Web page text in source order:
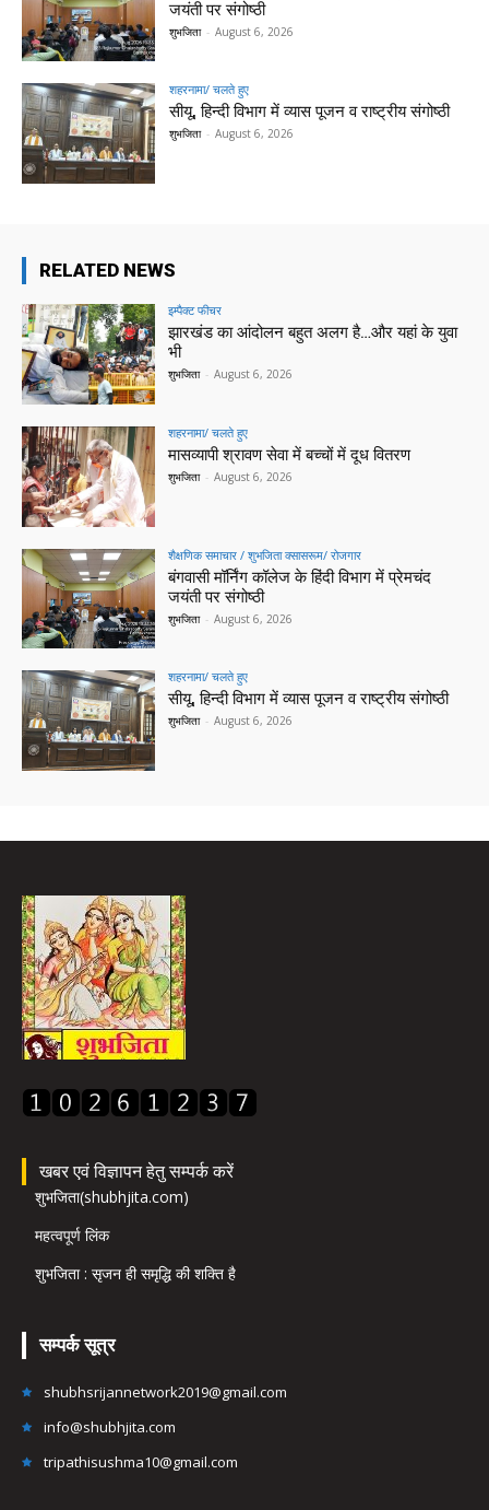
जयंती पर संगोष्ठी
शुभजिता - August 6, 2026
शहरनामा/ चलते हुए
सीयू, हिन्दी विभाग में व्यास पूजन व राष्ट्रीय संगोष्ठी
शुभजिता - August 6, 2026
RELATED NEWS
इम्पैक्ट फीचर
झारखंड का आंदोलन बहुत अलग है…और यहां के युवा
भी
शुभजिता - August 6, 2026
शहरनामा/ चलते हुए
मासव्यापी श्रावण सेवा में बच्चों में दूध वितरण
शुभजिता - August 6, 2026
शैक्षणिक समाचार / शुभजिता क्सासरूम/ रोजगार
बंगवासी मॉर्निंग कॉलेज के हिंदी विभाग में प्रेमचंद
जयंती पर संगोष्ठी
शुभजिता - August 6, 2026
शहरनामा/ चलते हुए
सीयू, हिन्दी विभाग में व्यास पूजन व राष्ट्रीय संगोष्ठी
शुभजिता - August 6, 2026
खबर एवं विज्ञापन हेतु सम्पर्क करें
शुभजिता(shubhjita.com)
महत्वपूर्ण लिंक
शुभजिता : सृजन ही समृद्धि की शक्ति है
सम्पर्क सूत्र
shubhsrijannetwork2019@gmail.com
info@shubhjita.com
tripathisushma10@gmail.com